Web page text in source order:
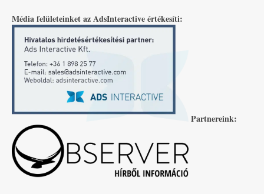
Média felületeinket az AdsInteractive értékesíti:
Partnereink: